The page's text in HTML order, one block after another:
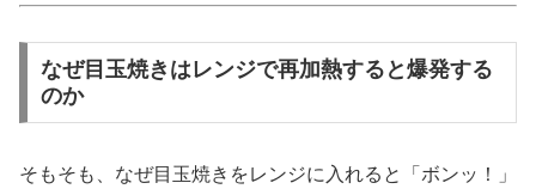
なぜ目玉焼きはレンジで再加熱すると爆発する
のか
そもそも、なぜ目玉焼きをレンジに入れると「ボンッ！」